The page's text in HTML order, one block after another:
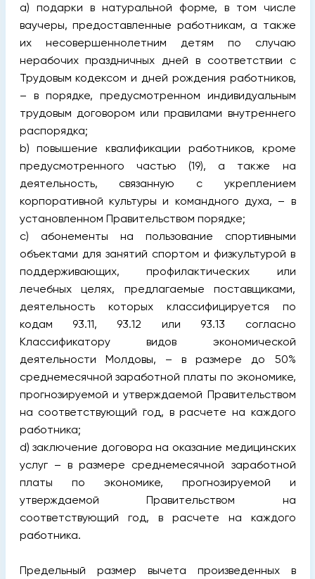
a) подарки в натуральной форме, в том числе
ваучеры, предоставленные работникам, а также
их несовершеннолетним детям по случаю
нерабочих праздничных дней в соответствии с
Трудовым кодексом и дней рождения работников,
– в порядке, предусмотренном индивидуальным
трудовым договором или правилами внутреннего
распорядка;
b) повышение квалификации работников, кроме
предусмотренного частью (19), а также на
деятельность, связанную с укреплением
корпоративной культуры и командного духа, – в
установленном Правительством порядке;
c) абонементы на пользование спортивными
объектами для занятий спортом и физкультурой в
поддерживающих, профилактических или
лечебных целях, предлагаемые поставщиками,
деятельность которых классифицируется по
кодам 93.11, 93.12 или 93.13 согласно
Классификатору видов экономической
деятельности Молдовы, – в размере до 50%
среднемесячной заработной платы по экономике,
прогнозируемой и утверждаемой Правительством
на соответствующий год, в расчете на каждого
работника;
d) заключение договора на оказание медицинских
услуг – в размере среднемесячной заработной
платы по экономике, прогнозируемой и
утверждаемой Правительством на
соответствующий год, в расчете на каждого
работника.
Предельный размер вычета произведенных в